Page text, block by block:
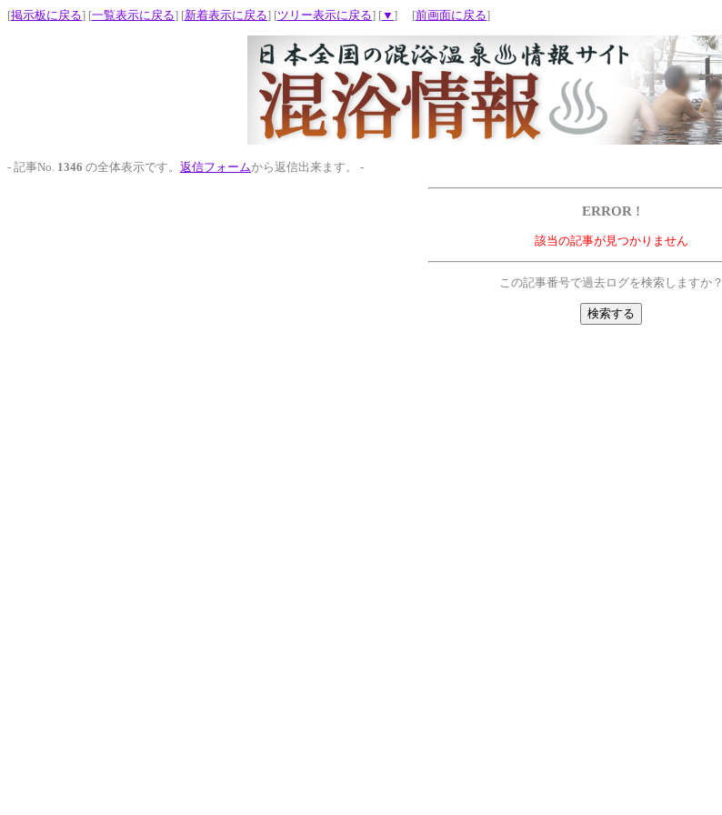
[掲示板に戻る] [一覧表示に戻る] [新着表示に戻る] [ツリー表示に戻る] [▼ ] [前画面に戻る]
- 記事No. 1346 の全体表示です。 返信フォームから返信出来ます。 -
ERROR !
該当の記事が見つかりません
この記事番号で過去ログを検索しますか？